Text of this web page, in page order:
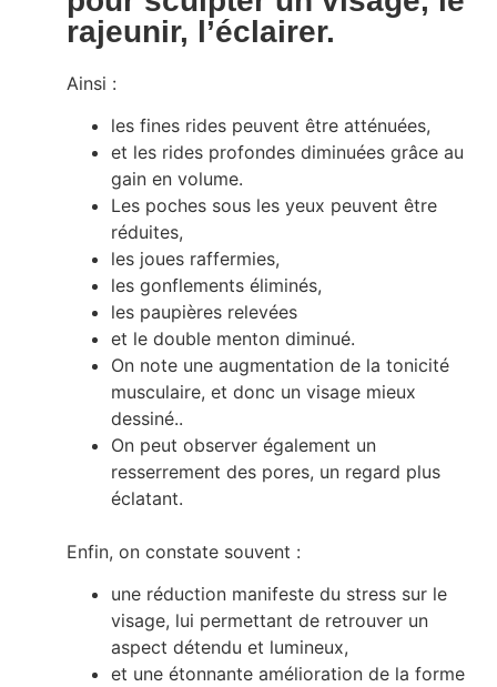
rajeunir, l’éclairer.
Ainsi :
les fines rides peuvent être atténuées,
et les rides profondes diminuées grâce au
gain en volume.
Les poches sous les yeux peuvent être
réduites,
les joues raffermies,
les gonflements éliminés,
les paupières relevées
et le double menton diminué.
On note une augmentation de la tonicité
musculaire, et donc un visage mieux
dessiné..
On peut observer également un
resserrement des pores, un regard plus
éclatant.
Enfin, on constate souvent :
une réduction manifeste du stress sur le
visage, lui permettant de retrouver un
aspect détendu et lumineux,
et une étonnante amélioration de la forme